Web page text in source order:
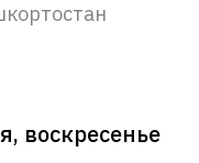
воскресенье